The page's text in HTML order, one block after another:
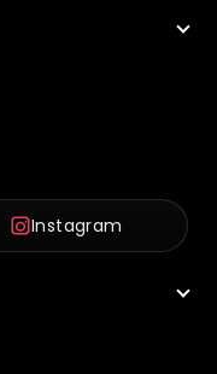
Instagram